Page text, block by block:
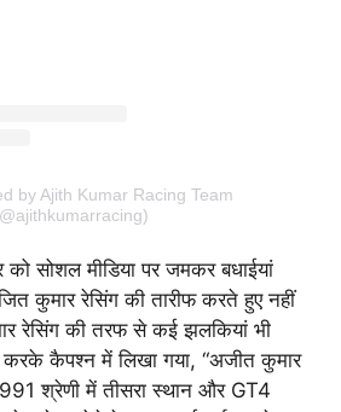
by Ajith Kumar Racing Team
सोशल मीडिया पर जमकर बधाईयां
कुमार रेसिंग की तारीफ करते हुए नहीं
रेसिंग की तरफ से कई झलकियां भी
करके कैपश्न में लिखा गया, “अजीत कुमार
श्रेणी में तीसरा स्थान और GT4